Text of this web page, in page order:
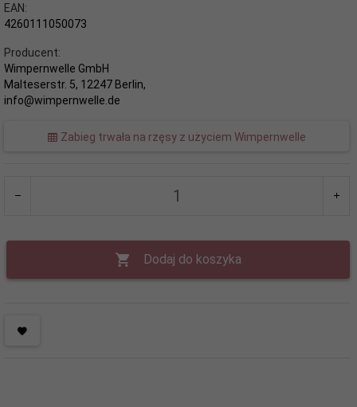
EAN:
4260111050073
Producent:
Wimpernwelle GmbH
Malteserstr. 5, 12247 Berlin,
info@wimpernwelle.de
Zabieg trwała na rzęsy z użyciem Wimpernwelle
Dodaj do koszyka